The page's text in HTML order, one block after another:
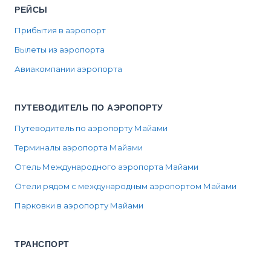
РЕЙСЫ
Прибытия в аэропорт
Вылеты из аэропорта
Авиакомпании аэропорта
ПУТЕВОДИТЕЛЬ ПО АЭРОПОРТУ
Путеводитель по аэропорту Майами
Терминалы аэропорта Майами
Отель Международного аэропорта Майами
Отели рядом с международным аэропортом Майами
Парковки в аэропорту Майами
ТРАНСПОРТ